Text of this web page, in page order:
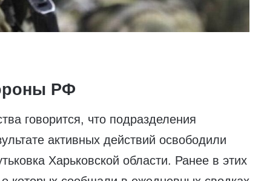
РФ
говорится, что подразделения
активных действий освободили
Харьковской области. Ранее в этих